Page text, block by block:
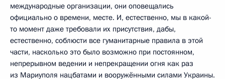
международные организации, они оповещались
официально о времени, месте. И, естественно, мы в какой-
то момент даже требовали их присутствия, дабы,
естественно, соблюсти все гуманитарные правила в этой
части, насколько это было возможно при постоянном,
непрерывном ведении и непрекращении огня как раз
из Мариуполя нацбатами и вооружёнными силами Украины.